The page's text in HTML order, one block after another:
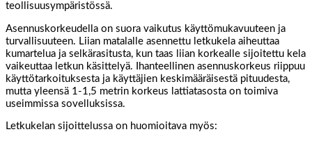
teollisuusympäristössä.
Asennuskorkeudella on suora vaikutus käyttömukavuuteen ja
turvallisuuteen. Liian matalalle asennettu letkukela aiheuttaa
kumartelua ja selkärasitusta, kun taas liian korkealle sijoitettu kela
vaikeuttaa letkun käsittelyä. Ihanteellinen asennuskorkeus riippuu
käyttötarkoituksesta ja käyttäjien keskimääräisestä pituudesta,
mutta yleensä 1-1,5 metrin korkeus lattiatasosta on toimiva
useimmissa sovelluksissa.
Letkukelan sijoittelussa on huomioitava myös: